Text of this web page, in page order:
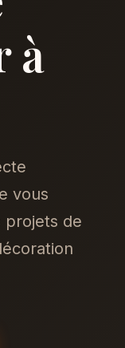
à
vous
projets de